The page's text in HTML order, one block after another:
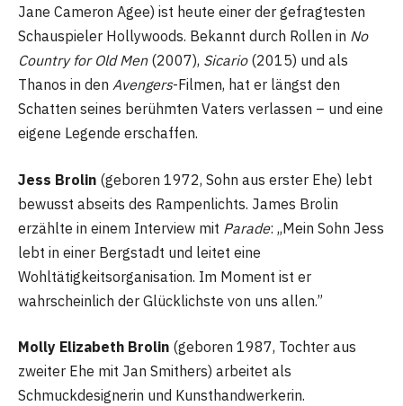
Jane Cameron Agee) ist heute einer der gefragtesten
Schauspieler Hollywoods. Bekannt durch Rollen in No
Country for Old Men(2007), Sicario(2015) und als
Thanos in den Avengers-Filmen, hat er längst den
Schatten seines berühmten Vaters verlassen – und eine
eigene Legende erschaffen.
Jess Brolin (geboren 1972, Sohn aus erster Ehe) lebt
bewusst abseits des Rampenlichts. James Brolin
erzählte in einem Interview mit Parade: „Mein Sohn Jess
lebt in einer Bergstadt und leitet eine
Wohltätigkeitsorganisation. Im Moment ist er
wahrscheinlich der Glücklichste von uns allen.”
Molly Elizabeth Brolin (geboren 1987, Tochter aus
zweiter Ehe mit Jan Smithers) arbeitet als
Schmuckdesignerin und Kunsthandwerkerin.